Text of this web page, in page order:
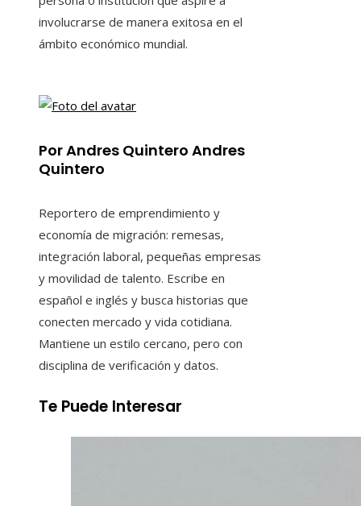
involucrarse de manera exitosa en el
ámbito económico mundial.
Por Andres Quintero Andres
Quintero
Reportero de emprendimiento y
economía de migración: remesas,
integración laboral, pequeñas empresas
y movilidad de talento. Escribe en
español e inglés y busca historias que
conecten mercado y vida cotidiana.
Mantiene un estilo cercano, pero con
disciplina de verificación y datos.
Te Puede Interesar